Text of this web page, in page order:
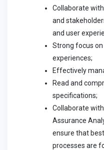
Collaborate
and
and user
Strong focus
experiences;
Effectively
Read and
specifications;
Collaborate
Assurance
ensure that
processes are